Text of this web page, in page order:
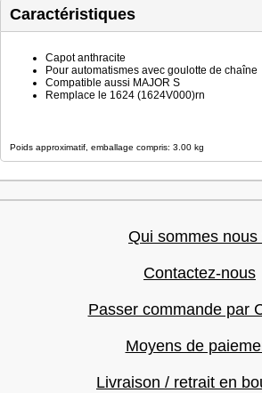
Caractéristiques
Capot anthracite
Pour automatismes avec goulotte de chaîne
Compatible aussi MAJOR S
Remplace le 1624 (1624V000)rn
Poids approximatif, emballage compris: 3.00 kg
Qui sommes nous
Contactez-nous
Passer commande par
Moyens de
Livraison / retrait en